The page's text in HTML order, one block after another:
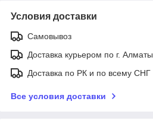
Условия доставки
Самовывоз
Доставка курьером по г. Алматы
Доставка по РК и по всему СНГ
Все условия доставки